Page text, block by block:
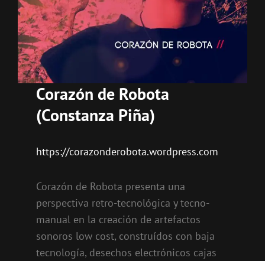
Corazón de Robota
(Constanza Piña)
https://corazonderobota.wordpress.com
Corazón de Robota presenta una
perspectiva retro-tecnológica y tecno-
manual en la creación de artefactos
sonoros low cost, construídos con baja
tecnología, desechos electrónicos cajas